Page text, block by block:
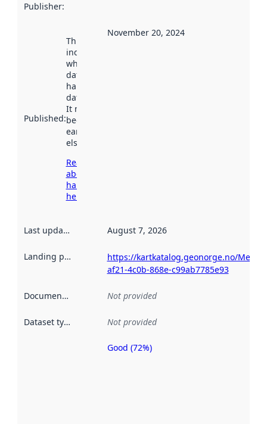
Publisher:
Published:
This date
indicates
when the
dataset was
harvested by
data.norge.no.
It may have
been available
earlier
elsewhere.
Read more
about
harvesting
here
November 20, 2024
Last updated August 7, 2026
Landing page
https://kartkatalog.geonorge.no/
af21-4c0b-868e-c99ab7785e93
Documentation Not provided
Dataset type Not provided
Metadata
Good (72%)